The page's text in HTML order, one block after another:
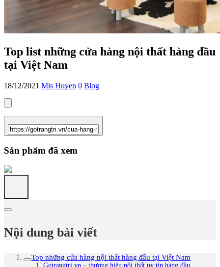
Top list những cửa hàng nội thất hàng đầu
tại Việt Nam
18/12/2021 Mis Huyen 0 Blog
Sản phẩm đã xem
Nội dung bài viết
Top những cửa hàng nội thất hàng đầu tại Việt Nam
Gotrangtri.vn – thương hiệu nội thất uy tín hàng đầu